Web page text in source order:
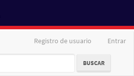
Registro de usuario Entrar
BUSCAR